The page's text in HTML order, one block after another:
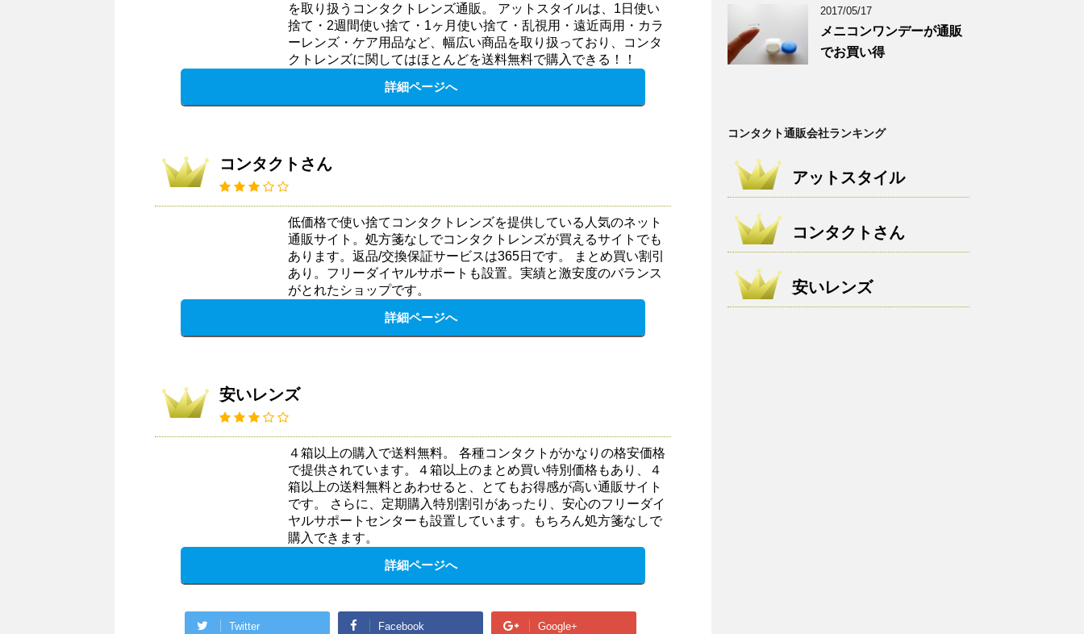
を取り扱うコンタクトレンズ通販。 アットスタイルは、1日使い
捨て・2週間使い捨て・1ヶ月使い捨て・乱視用・遠近両用・カラ
ーレンズ・ケア用品など、幅広い商品を取り扱っており、コンタ
クトレンズに関してはほとんどを送料無料で購入できる！！
詳細ページへ
コンタクトさん
低価格で使い捨てコンタクトレンズを提供している人気のネット
通販サイト。処方箋なしでコンタクトレンズが買えるサイトでも
あります。返品/交換保証サービスは365日です。 まとめ買い割引
あり。フリーダイヤルサポートも設置。実績と激安度のバランス
がとれたショップです。
詳細ページへ
安いレンズ
４箱以上の購入で送料無料。 各種コンタクトがかなりの格安価格
で提供されています。４箱以上のまとめ買い特別価格もあり、４
箱以上の送料無料とあわせると、とてもお得感が高い通販サイト
です。 さらに、定期購入特別割引があったり、安心のフリーダイ
ヤルサポートセンターも設置しています。もちろん処方箋なしで
購入できます。
詳細ページへ
Twitter Facebook Google+
2017/05/17
メニコンワンデーが通販
でお買い得
コンタクト通販会社ランキング
アットスタイル
コンタクトさん
安いレンズ